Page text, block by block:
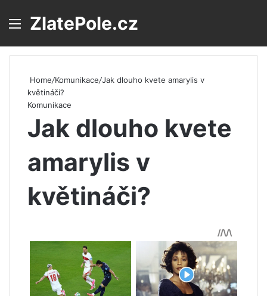
Menu
ZlatePole.cz
Home/Komunikace/Jak dlouho kvete amarylis v
květináči?
Komunikace
Jak dlouho kvete
amarylis v
květináči?